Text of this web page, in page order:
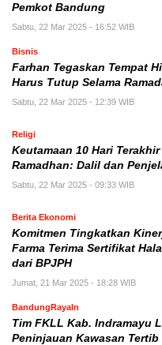
Pemkot Bandung
Sabtu, 22 Mar 2025 - 16:52 WIB
Bisnis
Farhan Tegaskan Tempat
Harus Tutup Selama
Sabtu, 22 Mar 2025 - 12:39 WIB
Religi
Keutamaan 10 Hari
Ramadhan: Dalil dan
Sabtu, 22 Mar 2025 - 09:33 WIB
Berita Ekonomi
Komitmen Tingkatkan
Farma Terima Sertifikat
dari BPJPH
Jumat, 21 Mar 2025 - 18:28 WIB
BandungRayaIn
Tim FKLL Kab. Indramayu
Peninjauan Kawasan